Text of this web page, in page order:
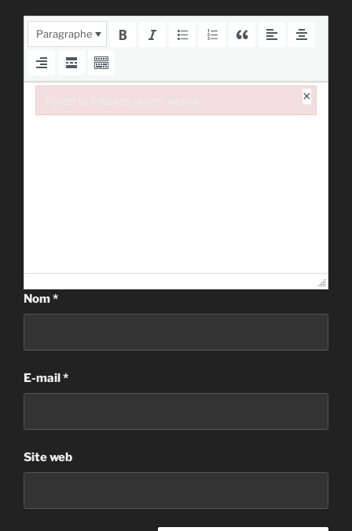
Paragraphe
Nom*
E-mail*
Site web
×
Failed to initialize plugin: wplink